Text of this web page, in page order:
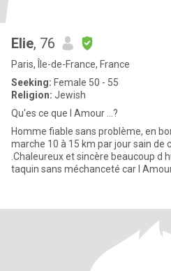
Elie, 76
Paris, Île-de-France, France
Seeking: Female 50 - 55
Religion: Jewish
Qu'es ce que l Amour ...?
Homme fiable sans problème, en
marche 10 à 15 km par jour sain de corps et d esprit équilibré.
.Chaleureux et sincère beaucoup d
taquin sans méchanceté car l